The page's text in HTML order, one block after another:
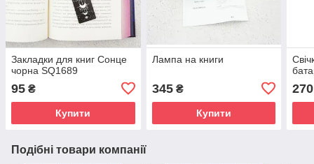
Закладки для книг Сонце
чорна SQ1689
95 ₴
Купити
Лампа на книги
345₴
Купити
270
Подібні товари компанії